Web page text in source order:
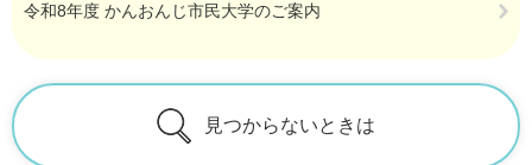
令和8年度 かんおんじ市民大学のご案内
見つからないときは